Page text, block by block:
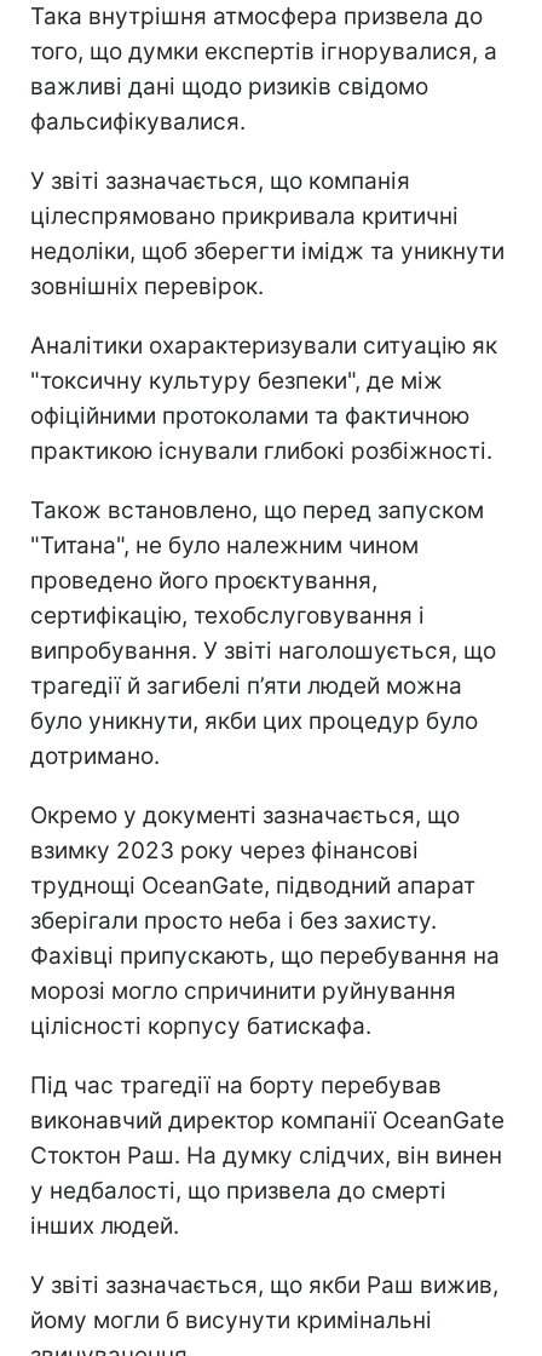
Така внутрішня атмосфера призвела до
того, що думки експертів ігнорувалися, а
важливі дані щодо ризиків свідомо
фальсифікувалися.
У звіті зазначається, що компанія
цілеспрямовано прикривала критичні
недоліки, щоб зберегти імідж та уникнути
зовнішніх перевірок.
Аналітики охарактеризували ситуацію як
"токсичну культуру безпеки", де між
офіційними протоколами та фактичною
практикою існували глибокі розбіжності.
Також встановлено, що перед запуском
"Титана", не було належним чином
проведено його проєктування,
сертифікацію, техобслуговування і
випробування. У звіті наголошується, що
трагедії й загибелі п’яти людей можна
було уникнути, якби цих процедур було
дотримано.
Окремо у документі зазначається, що
взимку 2023 року через фінансові
труднощі OceanGate, підводний апарат
зберігали просто неба і без захисту.
Фахівці припускають, що перебування на
морозі могло спричинити руйнування
цілісності корпусу батискафа.
Під час трагедії на борту перебував
виконавчий директор компанії OceanGate
Стоктон Раш. На думку слідчих, він винен
у недбалості, що призвела до смерті
інших людей.
У звіті зазначається, що якби Раш вижив,
йому могли б висунути кримінальні